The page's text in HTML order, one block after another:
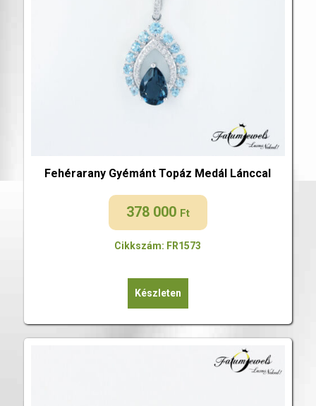
Fehérarany Gyémánt Topáz Medál Lánccal
378 000 Ft
Cikkszám: FR1573
Készleten